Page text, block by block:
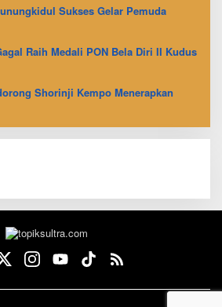
Sukses Gelar Pemuda
Raih Medali PON Bela Diri II Kudus
Shorinji Kempo Menerapkan